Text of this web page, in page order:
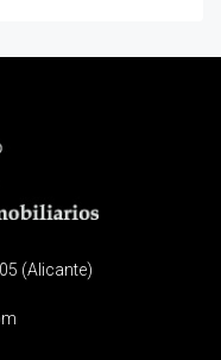
(Alicante)